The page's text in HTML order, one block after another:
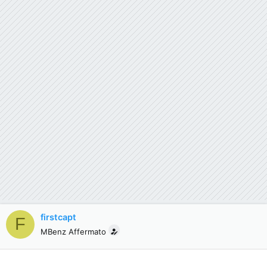
F firstcapt
MBenz Affermato